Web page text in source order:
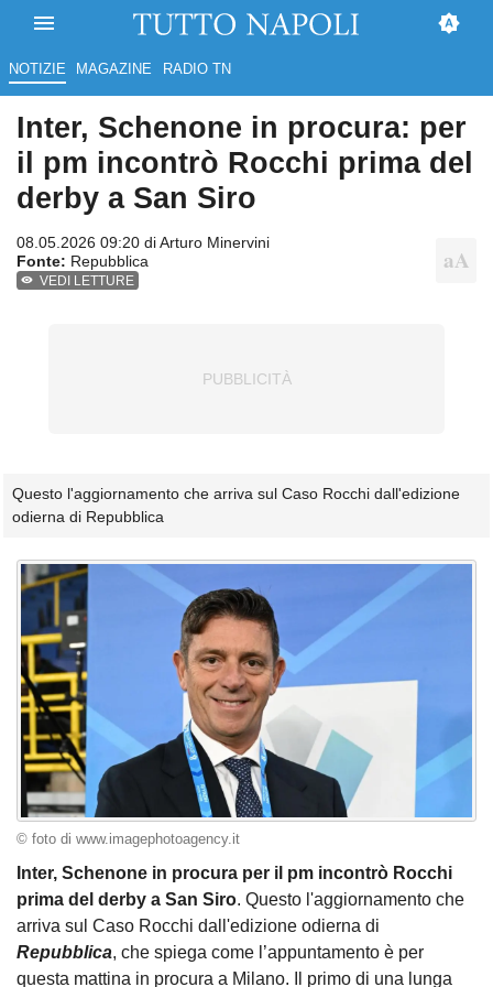
NOTIZIE MAGAZINE RADIO TN
Inter, Schenone in procura: per
il pm incontrò Rocchi prima del
derby a San Siro
08.05.2026 09:20 diArturo Minervini
Fonte: Repubblica
VEDI LETTURE
Questo l'aggiornamento che arriva sul Caso Rocchi dall'edizione
odierna di Repubblica
© foto di www.imagephotoagency.it
Inter, Schenone in procura per il pm incontrò Rocchi
prima del derby a San Siro. Questo l'aggiornamento che
arriva sul Caso Rocchi dall'edizione odierna di
Repubblica, che spiega come l’appuntamento è per
questa mattina in procura a Milano. Il primo di una lunga